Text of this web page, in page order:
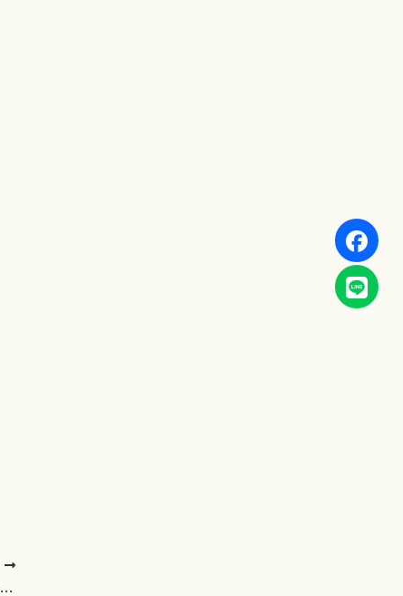
兒童、銀髮族必備 想維持健康成長與行動力，這個營養素不可或缺